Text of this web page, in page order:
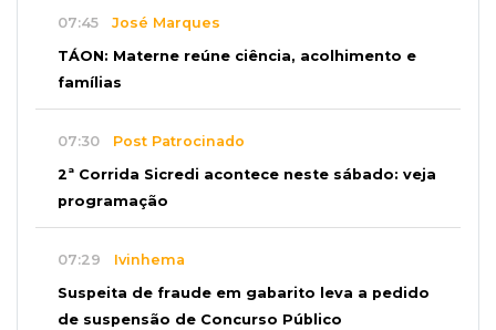
07:45 José Marques
TÁON: Materne reúne ciência, acolhimento e
famílias
07:30 Post Patrocinado
2ª Corrida Sicredi acontece neste sábado: veja
programação
07:29 Ivinhema
Suspeita de fraude em gabarito leva a pedido
de suspensão de Concurso Público